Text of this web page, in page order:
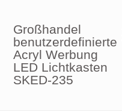
Großhandel
benutzerdefinierte
Acryl Werbung
LED Lichtkasten
SKED-235